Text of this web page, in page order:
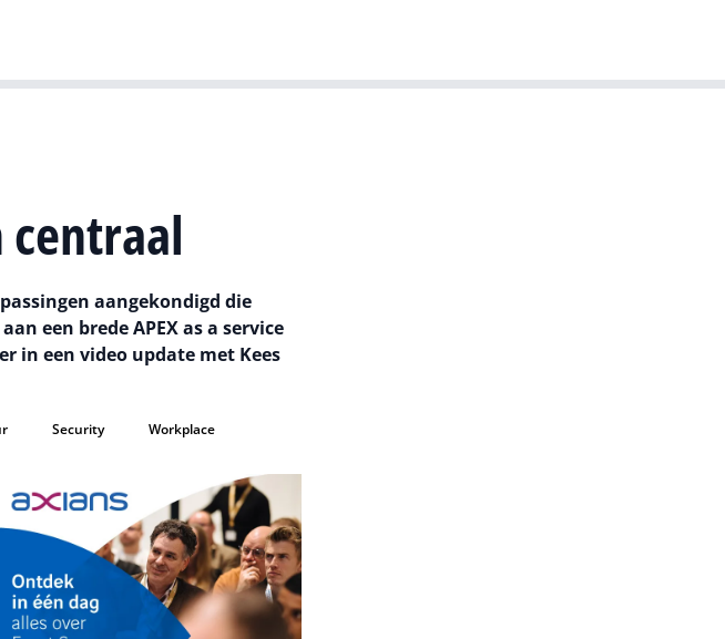
centraal
aangekondigd die
een brede APEX as a service
in een video update met Kees
Security Workplace